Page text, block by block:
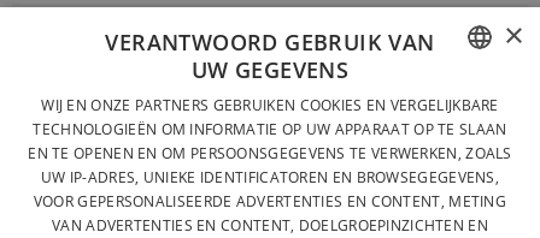
VOLLEDIG ONTWORPEN EN GEPRODUCEERD IN BELGIË
PRIVACYBELEID
ALGEMENE VERKOOPVOORWAARDEN
SITEMAP
FRENCH
DUTCH
ENGLISH
×
VERANTWOORD GEBRUIK VAN
UW GEGEVENS
WIJ EN ONZE PARTNERS GEBRUIKEN COOKIES EN VERGELIJKBARE
TECHNOLOGIEËN OM INFORMATIE OP UW APPARAAT OP TE SLAAN
EN TE OPENEN EN OM PERSOONSGEGEVENS TE VERWERKEN, ZOALS
UW IP-ADRES, UNIEKE IDENTIFICATOREN EN BROWSEGEGEVENS,
VOOR GEPERSONALISEERDE ADVERTENTIES EN CONTENT, METING
VAN ADVERTENTIES EN CONTENT, DOELGROEPINZICHTEN EN